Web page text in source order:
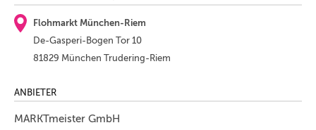
Flohmarkt München-Riem
De-Gasperi-Bogen Tor 10
81829 München Trudering-Riem
ANBIETER
MARKTmeister GmbH